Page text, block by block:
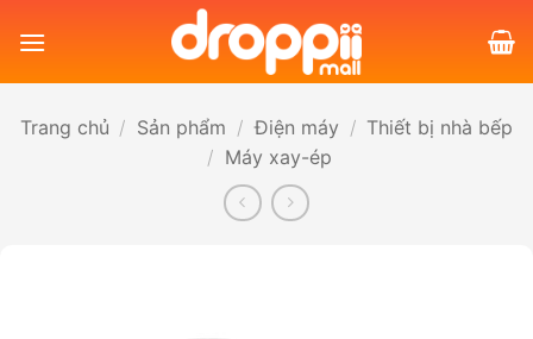
qua
Trang chủ / Sản phẩm / Điện máy / Thiết bị nhà bếp
/ Máy xay-ép